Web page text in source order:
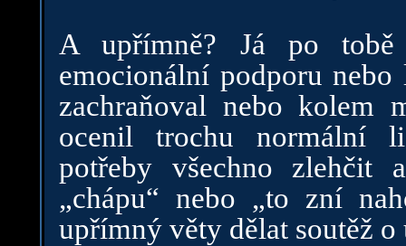
A upřímně? Já po tobě
emocionální podporu
zachraňoval nebo kolem
ocenil trochu normální
potřeby všechno zlehčit
„chápu“ nebo „to zní
upřímný věty dělat soutěž